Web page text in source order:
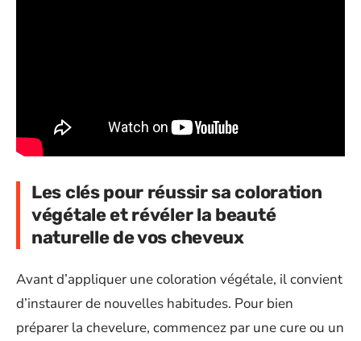
Les clés pour réussir sa coloration
végétale et révéler la beauté
naturelle de vos cheveux
Avant d’appliquer une coloration végétale, il convient
d’instaurer de nouvelles habitudes. Pour bien
préparer la chevelure, commencez par une cure ou un